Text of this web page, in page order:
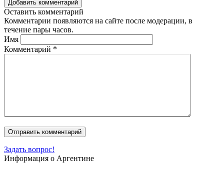
Добавить комментарий
Оставить комментарий
Комментарии появляются на сайте после модерации, в
течение пары часов.
Имя
Комментарий *
Задать вопрос!
Информация о Аргентине